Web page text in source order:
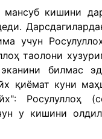
кишини
учун
таолони
эканини билмас
қиёмат куни
Росулуллоҳ
у кишини